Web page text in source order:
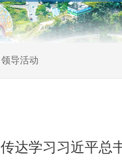
领导活动
传达学习习近平总